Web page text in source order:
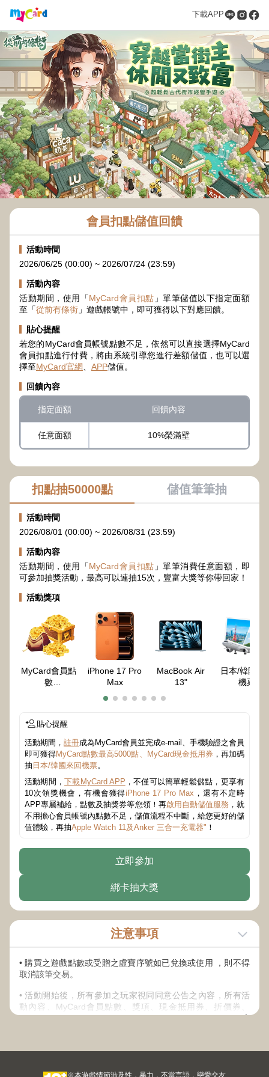
下載APP
會員扣點儲值回饋
活動時間
2026/06/25 (00:00) ~ 2026/07/24 (23:59)
活動內容
活動期間，使用「MyCard會員扣點 」單筆儲值以下指定面額
至「從前有條街 」遊戲帳號中，即可獲得以下對應回饋。
貼心提醒
若您的MyCard會員帳號點數不足，依然可以直接選擇MyCard
會員扣點進行付費，將由系統引導您進行差額儲值，也可以選
擇至MyCard官網 APP儲值。
回饋內容
指定面額 回饋內容
任意面額 10%榮滿壁
扣點抽50000點 儲值筆筆抽
活動時間
2026/08/01 (00:00) ~ 2026/08/31 (23:59)
活動內容
活動期間，使用「MyCard會員扣點 」單筆消費任意面額，即
可參加抽獎活動，最高可以連抽15次，豐富大獎等你帶回家！
活動獎項
MyCard會員點
數
iPhone 17 Pro
Max
MacBook Air
13"
日本/韓國來
機票
貼心提醒
活動期間， 註冊成為MyCard會員並完成e-mail、手機驗證之會員
即可獲得MyCard點數最高5000點、MyCard現金抵用券 ，再加碼
抽 日本/韓國來回機票。
活動期間，下載MyCard APP ，不僅可以簡單輕鬆儲點，更享有
10次領獎機會，有機會獲得iPhone 17 Pro Max ，還有不定時
APP專屬補給，點數及抽獎券等您領！再啟用自動儲值服務 ，就
不用擔心會員帳號內點數不足，儲值流程不中斷，給您更好的儲
值體驗，再抽Apple Watch 11及Anker 三合一充電器" ！
立即參加
綁卡抽大獎
注意事項
• 購買之遊戲點數或受贈之虛寶序號如已兌換或使用 ，則不得
取消該筆交易。
• 活動開始後，所有參加之玩家視同同意公告之內容，所有活
動內容、MyCard會員點數、獎項、現金抵用券、折價券、
COUPON之發送方式，主辦單位保留以上活動及獎項內容修改
※本遊戲情節涉及性，暴力，不當言語，戀愛交友